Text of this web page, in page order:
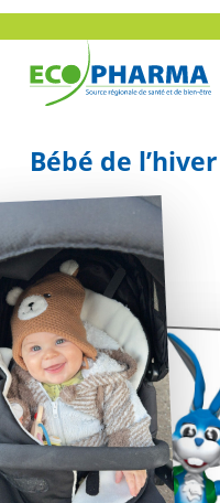
Skip
to
main
content
Bébé de